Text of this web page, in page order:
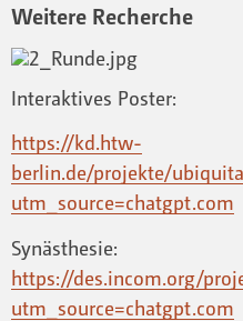
Weitere Recherche
Interaktives Poster:
https://kd.htw-
berlin.de/projekte/
utm_source=chatgpt.com
Synästhesie:
https://des.incom.org/
utm_source=chatgpt.com